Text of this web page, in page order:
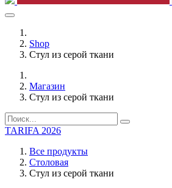
Shop
Стул из серой ткани
Магазин
Стул из серой ткани
TARIFA 2026
Все продукты
Столовая
Стул из серой ткани